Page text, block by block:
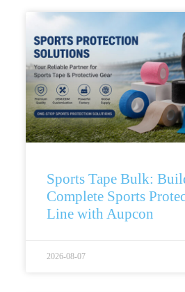
Sports Tape Bulk:
Complete Sports
Line with Aupcon
2026-08-07